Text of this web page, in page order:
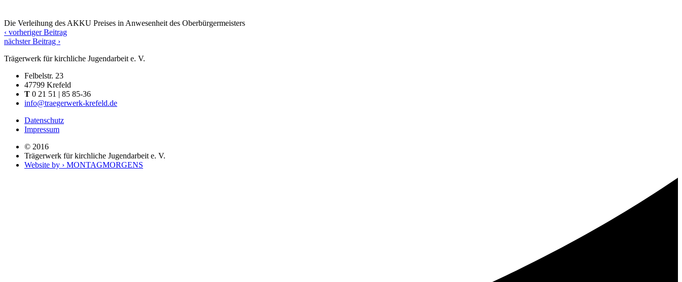
Die Verleihung des AKKU Preises in Anwesenheit des Oberbürgermeisters
‹ vorheriger Beitrag
nächster Beitrag ›
Trägerwerk für kirchliche Jugendarbeit e. V.
Felbelstr. 23
47799 Krefeld
T 0 21 51 | 85 85-36
info@traegerwerk-krefeld.de
Datenschutz
Impressum
© 2016
Trägerwerk für kirchliche Jugendarbeit e. V.
Website by › MONTAGMORGENS